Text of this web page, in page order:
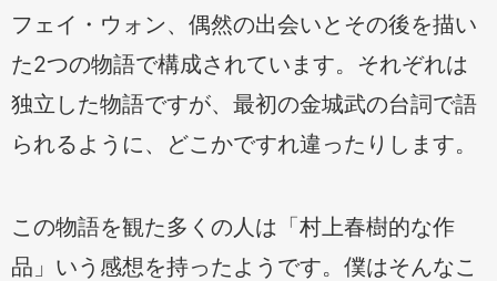
フェイ・ウォン、偶然の出会いとその後を描い
た2つの物語で構成されています。それぞれは
独立した物語ですが、最初の金城武の台詞で語
られるように、どこかですれ違ったりします。
この物語を観た多くの人は「村上春樹的な作
品」いう感想を持ったようです。僕はそんなこ